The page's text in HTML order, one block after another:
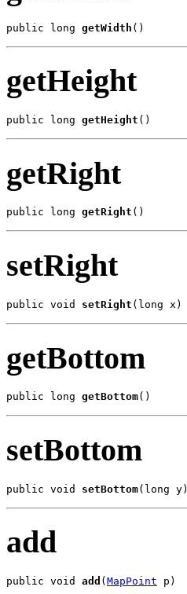
public long getWidth ()
getHeight
public long getHeight ()
getRight
public long getRight ()
setRight
public void setRight (long x)
getBottom
public long getBottom()
setBottom
public void setBottom(long y)
add
public void add ( MapPoint p)